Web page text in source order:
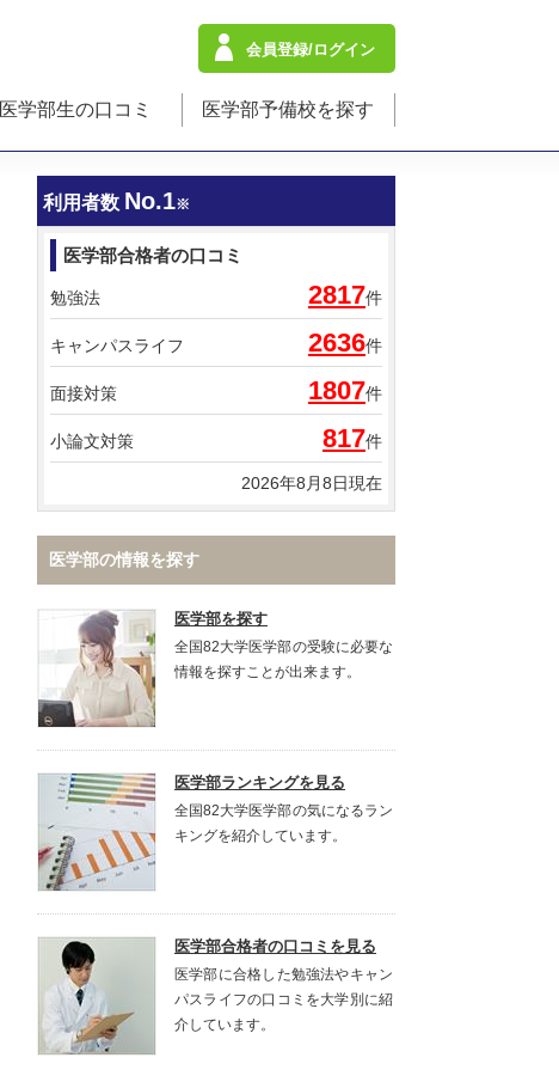
会員登録/ログイン
医学部生の口コミ 医学部予備校を探す
利用者数 No.1※
医学部合格者の口コミ
勉強法 2817件
キャンパスライフ 2636件
面接対策 1807件
小論文対策 817件
2026年8月8日現在
医学部の情報を探す
医学部を探す
全国82大学医学部の受験に必要な
情報を探すことが出来ます。
医学部ランキングを見る
全国82大学医学部の気になるラン
キングを紹介しています。
医学部合格者の口コミを見る
医学部に合格した勉強法やキャン
パスライフの口コミを大学別に紹
介しています。